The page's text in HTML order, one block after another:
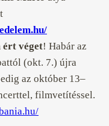
ért véget! Habár az
(okt. 7.) újra
az október 13–
filmvetítéssel.